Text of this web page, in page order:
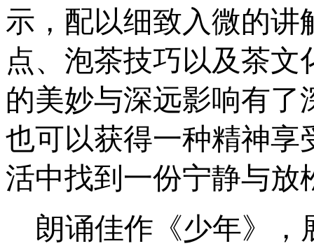
示，配以细致入微的讲
点、泡茶技巧以及茶
的美妙与深远影响有了
也可以获得一种精神享
活中找到一份宁静与放
朗诵佳作《少年》，